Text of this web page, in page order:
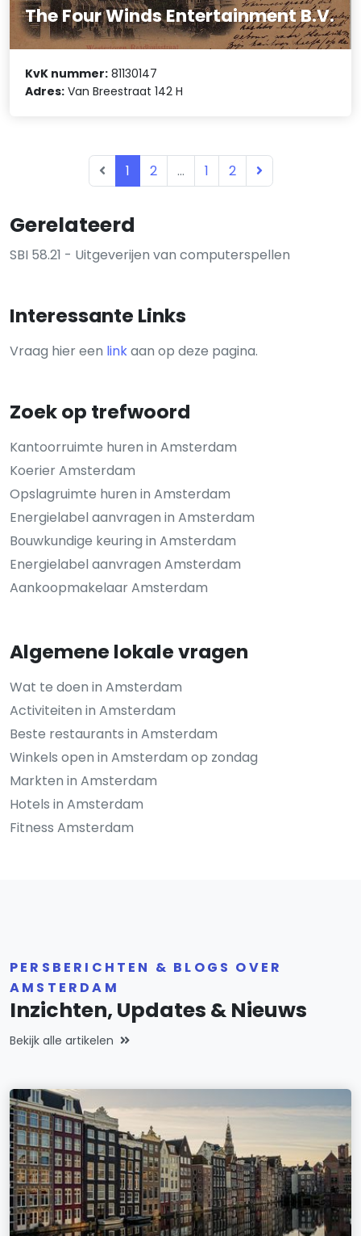
Gerelateerd
SBI 58.21 - Uitgeverijen van computerspellen
Interessante Links
Vraag hier een linkaan op deze pagina.
Zoek op trefwoord
Kantoorruimte huren in Amsterdam
Koerier Amsterdam
Opslagruimte huren in Amsterdam
Energielabel aanvragen in Amsterdam
Bouwkundige keuring in Amsterdam
Energielabel aanvragen Amsterdam
Aankoopmakelaar Amsterdam
Algemene lokale vragen
Wat te doen in Amsterdam
Activiteiten in Amsterdam
Beste restaurants in Amsterdam
Winkels open in Amsterdam op zondag
Markten in Amsterdam
Hotels in Amsterdam
Fitness Amsterdam
The Four Winds Entertainment B.V.
KvK nummer: 81130147
Adres: Van Breestraat 142 H
1 2 ... 1 2
PERSBERICHTEN & BLOGS OVER
AMSTERDAM
Inzichten, Updates & Nieuws
Bekijk alle artikelen